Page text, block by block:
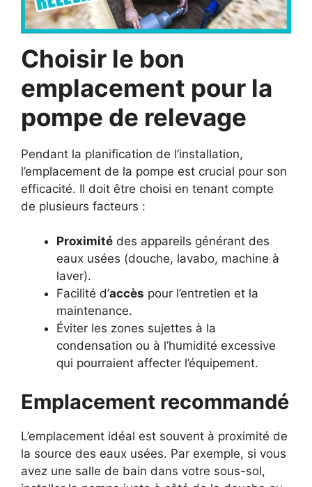
Choisir le bon
emplacement pour la
pompe de relevage
Pendant la planification de l’installation,
l’emplacement de la pompe est crucial pour son
efficacité. Il doit être choisi en tenant compte
de plusieurs facteurs :
Proximité des appareils générant des
eaux usées (douche, lavabo, machine à
laver).
Facilité d’accès pour l’entretien et la
maintenance.
Éviter les zones sujettes à la
condensation ou à l’humidité excessive
qui pourraient affecter l’équipement.
Emplacement recommandé
L’emplacement idéal est souvent à proximité de
la source des eaux usées. Par exemple, si vous
avez une salle de bain dans votre sous-sol,